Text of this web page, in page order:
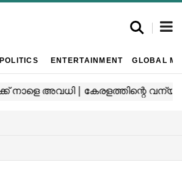
POLITICS ENTERTAINMENT GLOBAL